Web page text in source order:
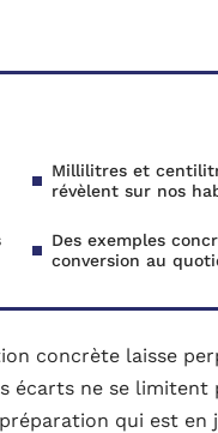
Millilitres et
révèlent sur nos
Des exemples
conversion au
concrète laisse
écarts ne se
qui est en